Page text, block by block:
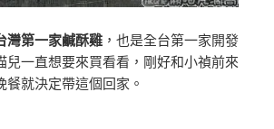
灣第一家鹹酥雞 ，也是全台第一家開發
兒一直想要來買看看，剛好和小禎前來
餐就決定帶這個回家。